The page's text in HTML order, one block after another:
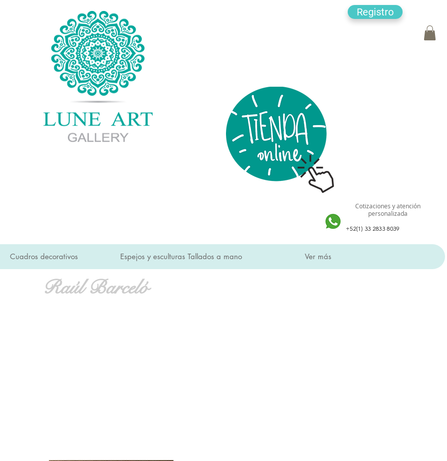
Registro
Cotizaciones y atención
personalizada
+52(1) 33 2833 8039
Cuadros decorativos Espejos y esculturas Tallados a mano Ver más
Raúl Barceló